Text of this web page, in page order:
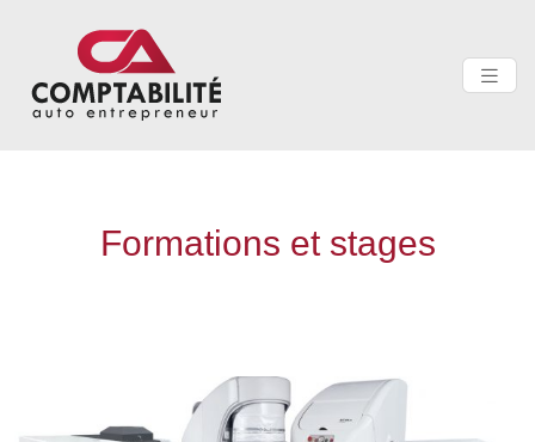
Formations et stages